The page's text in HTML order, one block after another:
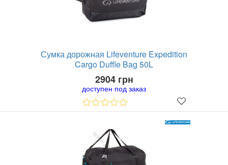
Сумка дорожная Lifeventure Expedition
Cargo Duffle Bag 50L
2904 грн
доступен под заказ